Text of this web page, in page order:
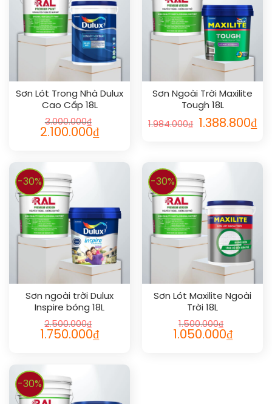
Sơn Lót Trong Nhà Dulux
Cao Cấp 18L
3.000.000₫
2.100.000₫
Sơn Ngoài Trời Maxilite
Tough 18L
1.984.000₫ 1.388.800₫
-30%
Sơn ngoài trời Dulux
Inspire bóng 18L
2.500.000₫
1.750.000₫
-30%
Sơn Lót Maxilite Ngoài
Trời 18L
1.500.000₫
1.050.000₫
-30%